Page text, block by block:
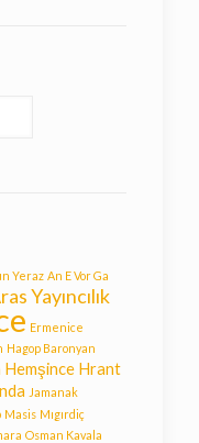
Yeraz An E Vor Ga
Yayıncılık
Ermenice
Hagop Baronyan
Hemşince Hrant
Jamanak
Masis Mıgırdiç
Osman Kavala